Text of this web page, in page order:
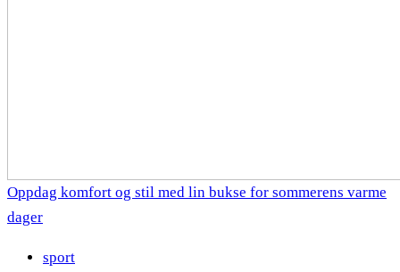
Oppdag komfort og stil med lin bukse for sommerens varme
dager
sport